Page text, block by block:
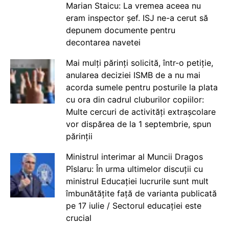
Marian Staicu: La vremea aceea nu
eram inspector șef. ISJ ne-a cerut să
depunem documente pentru
decontarea navetei
Mai mulți părinți solicită, într-o petiție,
anularea deciziei ISMB de a nu mai
acorda sumele pentru posturile la plata
cu ora din cadrul cluburilor copiilor:
Multe cercuri de activități extrașcolare
vor dispărea de la 1 septembrie, spun
părinții
Ministrul interimar al Muncii Dragos
Pîslaru: În urma ultimelor discuții cu
ministrul Educației lucrurile sunt mult
îmbunătățite față de varianta publicată
pe 17 iulie / Sectorul educației este
crucial